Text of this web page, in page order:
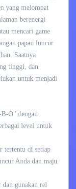
yang melompat
berenergi
mencari game
papan luncur
Saatnya
tinggi, dan
untuk menjadi
O" dengan
level untuk
tertentu di setiap
Anda dan maju
gunakan rel